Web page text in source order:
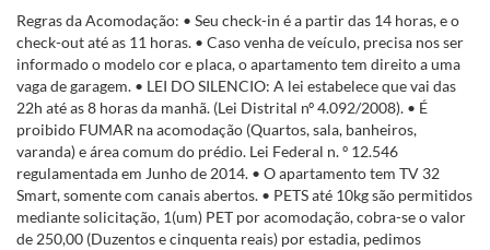
Regras da Acomodação: • Seu check-in é a partir das 14 horas, e o
check-out até as 11 horas. • Caso venha de veículo, precisa nos ser
informado o modelo cor e placa, o apartamento tem direito a uma
vaga de garagem. • LEI DO SILENCIO: A lei estabelece que vai das
22h até as 8 horas da manhã. (Lei Distrital nº 4.092/2008). • É
proibido FUMAR na acomodação (Quartos, sala, banheiros,
varanda) e área comum do prédio. Lei Federal n. º 12.546
regulamentada em Junho de 2014. • O apartamento tem TV 32
Smart, somente com canais abertos. • PETS até 10kg são permitidos
mediante solicitação, 1(um) PET por acomodação, cobra-se o valor
de 250,00 (Duzentos e cinquenta reais) por estadia, pedimos